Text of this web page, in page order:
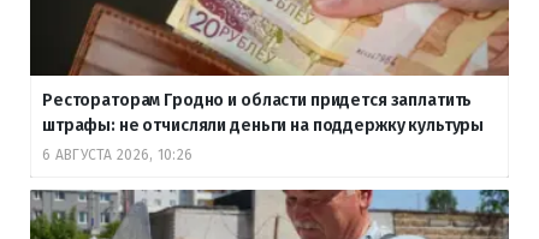
Рестораторам Гродно и области придется заплатить
штрафы: не отчисляли деньги на поддержку культуры
6 АВГУСТА 2026, 10:26